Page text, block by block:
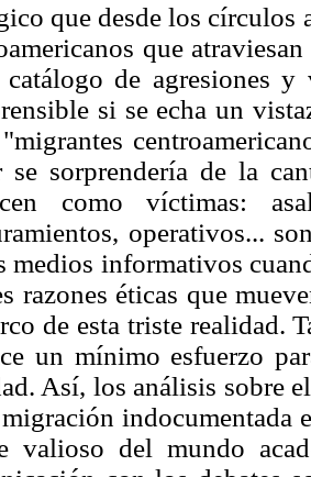
que desde los círculos
que
de agresiones y
si se echa un
se sorprendería de la
como víctimas:
operativos...
medios informativos
razones éticas que
de esta triste realidad.
un mínimo esfuerzo
Así, los análisis sobre
valioso del mundo